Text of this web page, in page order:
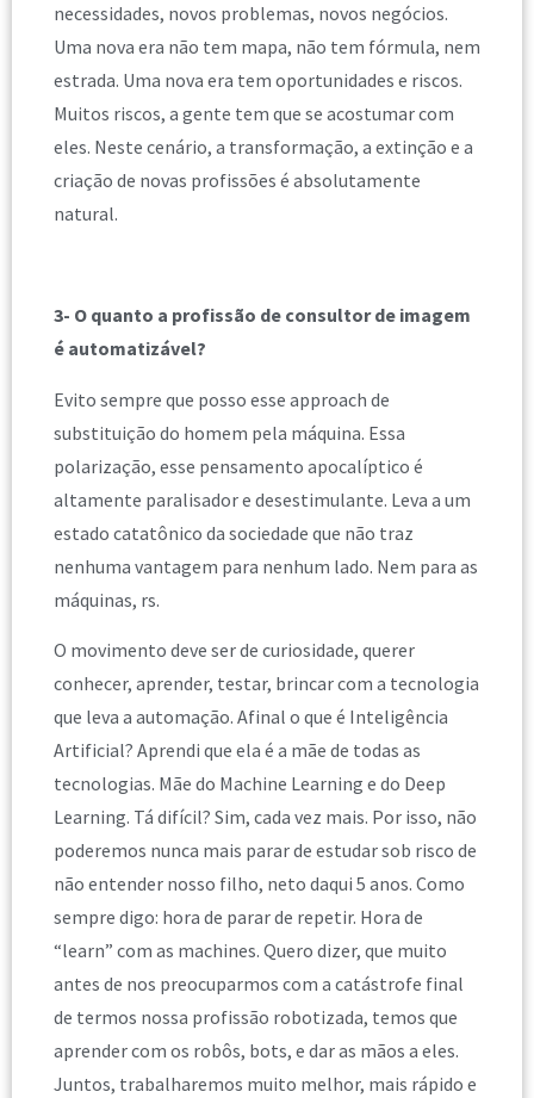
necessidades, novos problemas, novos negócios.
Uma nova era não tem mapa, não tem fórmula, nem
estrada. Uma nova era tem oportunidades e riscos.
Muitos riscos, a gente tem que se acostumar com
eles. Neste cenário, a transformação, a extinção e a
criação de novas profissões é absolutamente
natural.
3- O quanto a profissão de consultor de imagem
é automatizável?
Evito sempre que posso esse approach de
substituição do homem pela máquina. Essa
polarização, esse pensamento apocalíptico é
altamente paralisador e desestimulante. Leva a um
estado catatônico da sociedade que não traz
nenhuma vantagem para nenhum lado. Nem para as
máquinas, rs.
O movimento deve ser de curiosidade, querer
conhecer, aprender, testar, brincar com a tecnologia
que leva a automação. Afinal o que é Inteligência
Artificial? Aprendi que ela é a mãe de todas as
tecnologias. Mãe do Machine Learning e do Deep
Learning. Tá difícil? Sim, cada vez mais. Por isso, não
poderemos nunca mais parar de estudar sob risco de
não entender nosso filho, neto daqui 5 anos. Como
sempre digo: hora de parar de repetir. Hora de
“learn” com as machines. Quero dizer, que muito
antes de nos preocuparmos com a catástrofe final
de termos nossa profissão robotizada, temos que
aprender com os robôs, bots, e dar as mãos a eles.
Juntos, trabalharemos muito melhor, mais rápido e